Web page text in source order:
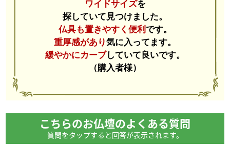
ワイドサイズを
探していて見つけました。
仏具も置きやすく便利 です。
重厚感があり気に入ってます。
緩やかにカーブしていて良いです。
（購入者様）
こちらのお仏壇のよくある質問
質問をタップすると回答が表示されます。